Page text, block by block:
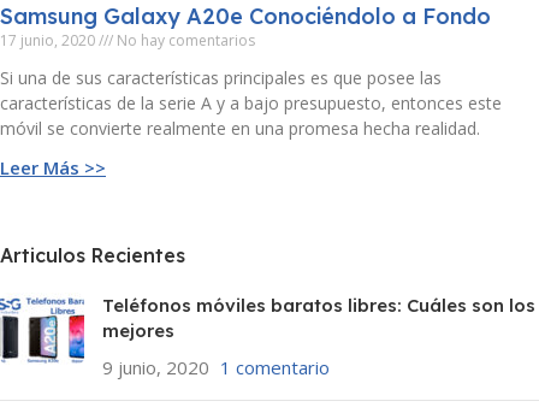
Samsung Galaxy A20e Conociéndolo a Fondo
17 junio, 2020 No hay comentarios
Si una de sus características principales es que posee las
características de la serie A y a bajo presupuesto, entonces este
móvil se convierte realmente en una promesa hecha realidad.
Leer Más >>
Articulos Recientes
Teléfonos móviles baratos libres: Cuáles son los
mejores
9 junio, 2020 1 comentario